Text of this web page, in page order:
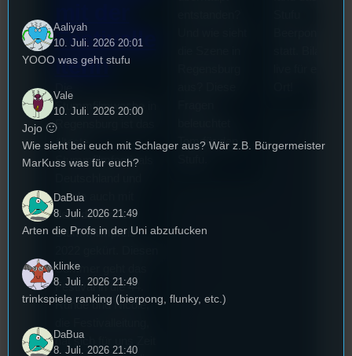
Festivalle
iterin
Die
Stummfilmwoche in
Regensburg ist das
älteste
Stummfilmfestivals
wurde auch mit
dem deutschen
Stummfilmpreis
Sommer geht das
Festival in die 44.
Runde und Nicole,
hat sich für uns Zeit
Tom für den
Aaliyah
10. Juli. 2026 20:01
YOOO was geht stufu
Vale
10. Juli. 2026 20:00
Jojo 🙂
Wie sieht bei euch mit Schlager aus? Wär z.B. Bürgermeister
MarKuss was für euch?
DaBua
8. Juli. 2026 21:49
Arten die Profs in der Uni abzufucken
klinke
8. Juli. 2026 21:49
trinkspiele ranking (bierpong, flunky, etc.)
DaBua
8. Juli. 2026 21:40